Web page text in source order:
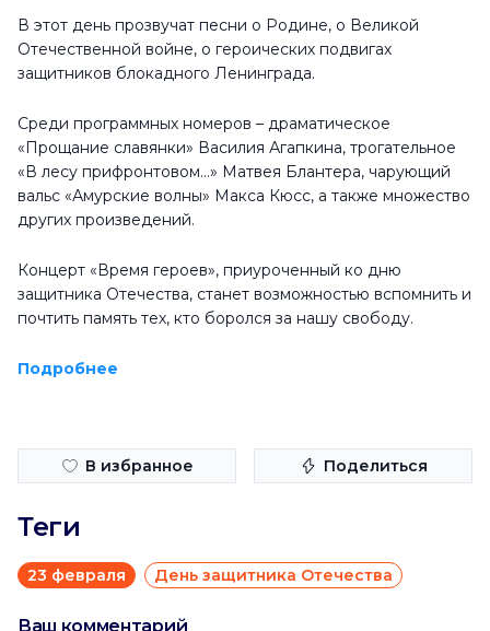
В этот день прозвучат песни о Родине, о Великой
Отечественной войне, о героических подвигах
защитников блокадного Ленинграда.
Среди программных номеров – драматическое
«Прощание славянки» Василия Агапкина, трогательное
«В лесу прифронтовом…» Матвея Блантера, чарующий
вальс «Амурские волны» Макса Кюсс, а также множество
других произведений.
Концерт «Время героев», приуроченный ко дню
защитника Отечества, станет возможностью вспомнить и
почтить память тех, кто боролся за нашу свободу.
Подробнее
В избранное Поделиться
Теги
23 февраля День защитника Отечества
Ваш комментарий